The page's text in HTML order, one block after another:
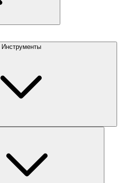
Инструменты